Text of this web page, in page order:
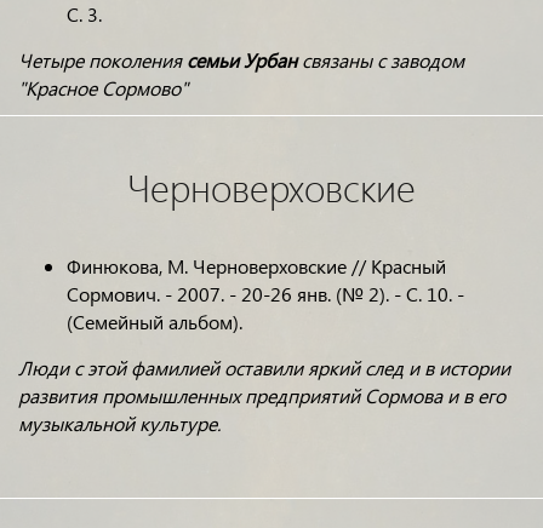
С. 3.
Четыре поколениясемьи Урбансвязаны с заводом
"Красное Сормово"
Черноверховские
Финюкова, М. Черноверховские // Красный
Сормович. - 2007. - 20-26 янв. (№ 2). - С. 10. -
(Семейный альбом).
Люди с этой фамилией оставили яркий след и в истории
развития промышленных предприятий Сормова и в его
музыкальной культуре.